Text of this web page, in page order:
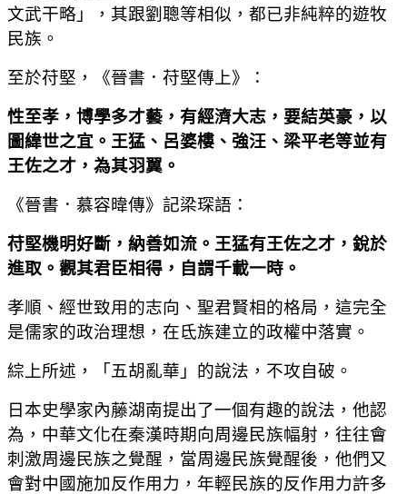
文武干略」，其跟劉聰等相似，都已非純粹的遊牧
民族。
至於苻堅，《晉書．苻堅傳上》：
性至孝，博學多才藝，有經濟大志，要結英豪，以
圖緯世之宜。王猛、呂婆樓、強汪、梁平老等並有
王佐之才，為其羽翼。
《晉書．慕容暐傳》記梁琛語：
苻堅機明好斷，納善如流。王猛有王佐之才，銳於
進取。觀其君臣相得，自謂千載一時。
孝順、經世致用的志向、聖君賢相的格局，這完全
是儒家的政治理想，在氐族建立的政權中落實。
綜上所述，「五胡亂華」的說法，不攻自破。
日本史學家內藤湖南提出了一個有趣的說法，他認
為，中華文化在秦漢時期向周邊民族幅射，往往會
刺激周邊民族之覺醒，當周邊民族覺醒後，他們又
會對中國施加反作用力，年輕民族的反作用力許多